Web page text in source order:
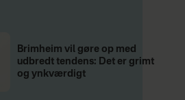
Brimheim vil gøre op med
udbredt tendens: Det er grimt
og ynkværdigt